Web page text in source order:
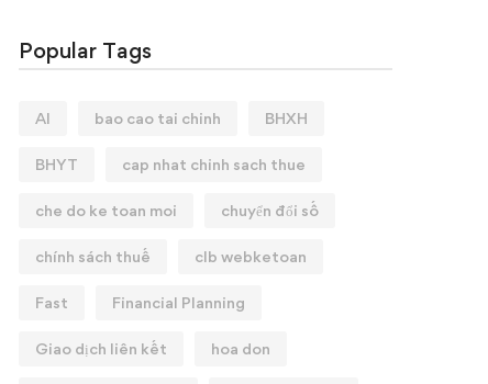
Popular Tags
AI bao cao tai chinh BHXH
BHYT cap nhat chinh sach thue
che do ke toan moi chuyển đổi số
chính sách thuế clb webketoan
Fast Financial Planning
Giao dịch liên kết hoa don